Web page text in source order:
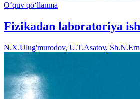
O‘quv qo‘llanma
Fizikadan laboratoriya
N.X.Ulug'murodov, U.T.Asatov,